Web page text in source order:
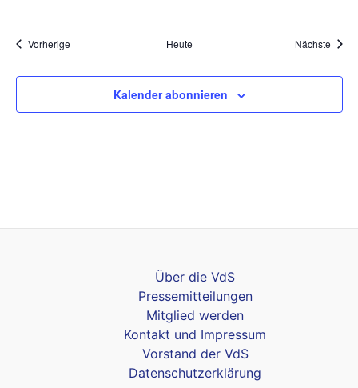
VorherigeVeranstaltungen Heute Nächste
Kalender abonnieren
Über die VdS
Pressemitteilungen
Mitglied werden
Kontakt und Impressum
Vorstand der VdS
Datenschutzerklärung